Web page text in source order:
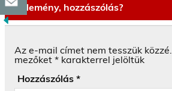
Vélemény, hozzászólás?
Az e-mail címet nem tesszük közzé.
mezőket * karakterrel jelöltük
Hozzászólás *